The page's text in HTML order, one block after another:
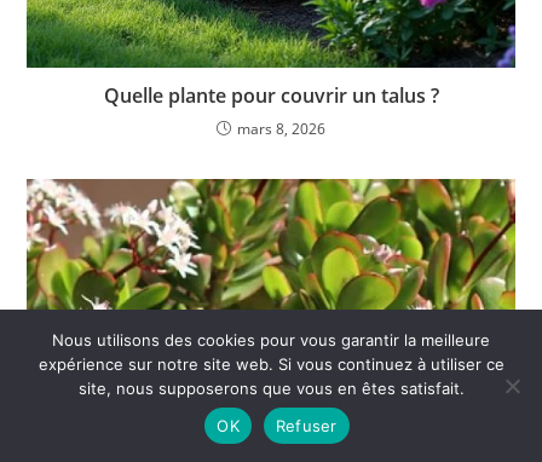
Quelle plante pour couvrir un talus ?
mars 8, 2026
Nous utilisons des cookies pour vous garantir la meilleure
expérience sur notre site web. Si vous continuez à utiliser ce
site, nous supposerons que vous en êtes satisfait.
OK
Refuser